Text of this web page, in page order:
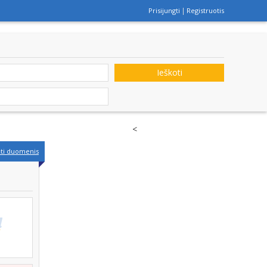
Prisijungti Registruotis
Ieškoti
duomenis
<